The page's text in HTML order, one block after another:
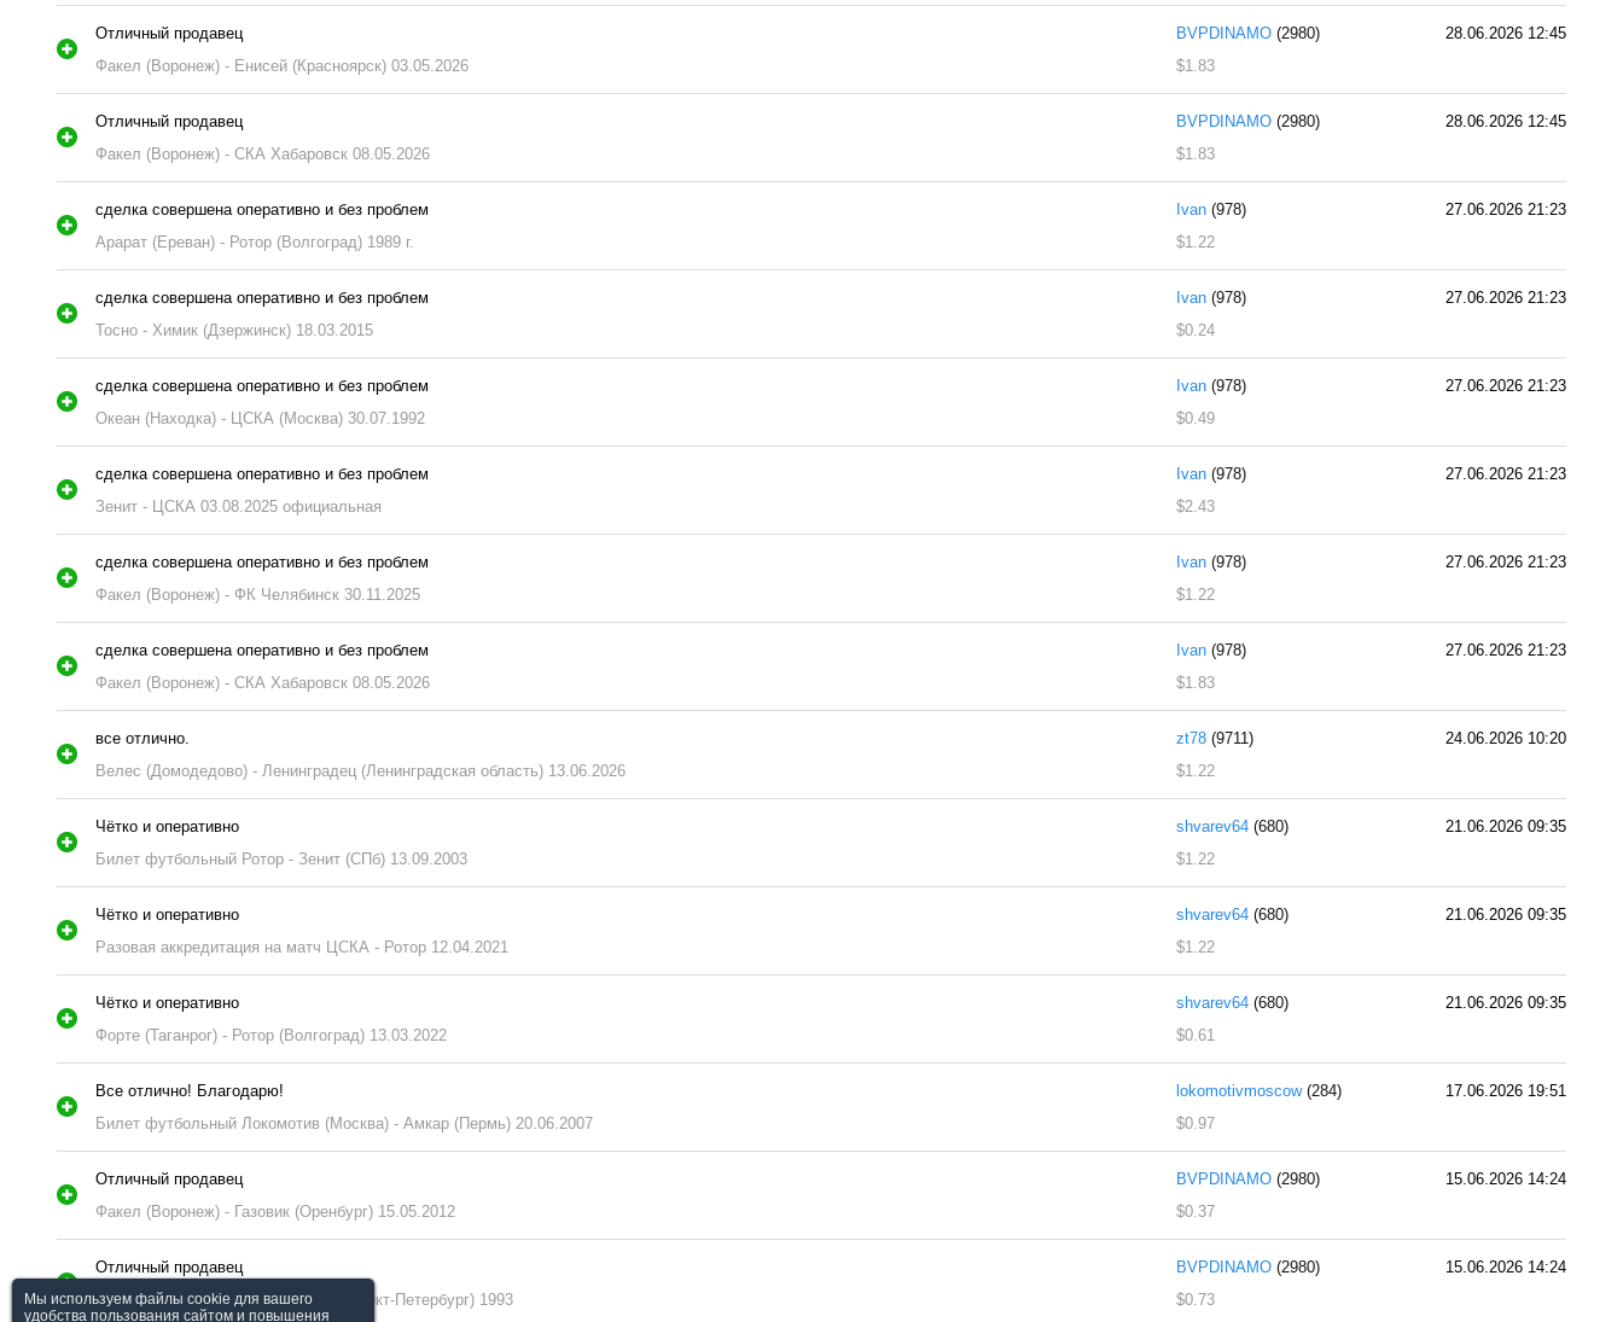
Отличный продавец BVPDINAMO (2980)
28.06.2026 12:45
Факел (Воронеж) - Енисей (Красноярск) 03.05.2026
$1.83
Отличный продавец BVPDINAMO (2980)
28.06.2026 12:45
Факел (Воронеж) - СКА Хабаровск 08.05.2026
$1.83
сделка совершена оперативно и без проблем Ivan (978)
27.06.2026 21:23
Арарат (Ереван) - Ротор (Волгоград) 1989 г.
$1.22
сделка совершена оперативно и без проблем Ivan (978)
27.06.2026 21:23
Тосно - Химик (Дзержинск) 18.03.2015
$0.24
сделка совершена оперативно и без проблем Ivan (978)
27.06.2026 21:23
Океан (Находка) - ЦСКА (Москва) 30.07.1992
$0.49
сделка совершена оперативно и без проблем Ivan (978)
27.06.2026 21:23
Зенит - ЦСКА 03.08.2025 официальная
$2.43
сделка совершена оперативно и без проблем Ivan (978)
27.06.2026 21:23
Факел (Воронеж) - ФК Челябинск 30.11.2025
$1.22
сделка совершена оперативно и без проблем Ivan (978)
27.06.2026 21:23
Факел (Воронеж) - СКА Хабаровск 08.05.2026
$1.83
все отлично. zt78 (9711)
24.06.2026 10:20
Велес (Домодедово) - Ленинградец (Ленинградская область) 13.06.2026
$1.22
Чётко и оперативно shvarev64 (680)
21.06.2026 09:35
Билет футбольный Ротор - Зенит (СПб) 13.09.2003
$1.22
Чётко и оперативно shvarev64 (680)
21.06.2026 09:35
Разовая аккредитация на матч ЦСКА - Ротор 12.04.2021
$1.22
Чётко и оперативно shvarev64 (680)
21.06.2026 09:35
Форте (Таганрог) - Ротор (Волгоград) 13.03.2022
$0.61
Все отлично! Благодарю! lokomotivmoscow (284)
17.06.2026 19:51
Билет футбольный Локомотив (Москва) - Амкар (Пермь) 20.06.2007
$0.97
Отличный продавец BVPDINAMO (2980)
15.06.2026 14:24
Факел (Воронеж) - Газовик (Оренбург) 15.05.2012
$0.37
Отличный продавец BVPDINAMO (2980)
15.06.2026 14:24
Факел (Воронеж) - Смена-Сатурн (Санкт-Петербург) 1993
$0.73
Мы используем файлы cookie для вашего
удобства пользования сайтом и повышения